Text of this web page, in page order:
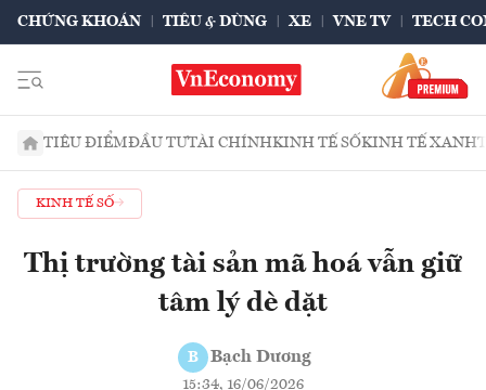
CHỨNG KHOÁN TIÊU & DÙNG XE VNE TV TECH
TIÊU ĐIỂMĐẦU TƯTÀI CHÍNHKINH TẾ SỐKINH TẾ XANH
KINH TẾ SỐ
Thị trường tài sản mã hoá vẫn giữ
tâm lý dè dặt
B Bạch Dương
15:34, 16/06/2026